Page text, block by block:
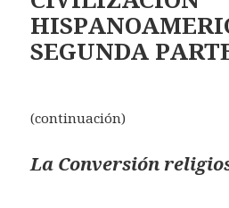
SEGUNDA
(continuación)
La Conversión